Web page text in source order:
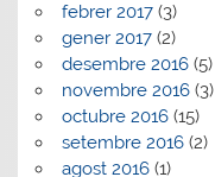
febrer 2017(3)
gener 2017(2)
desembre 2016(5)
novembre 2016(3)
octubre 2016(15)
setembre 2016(2)
agost 2016(1)